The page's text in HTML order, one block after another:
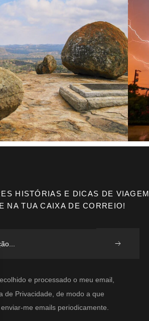
HISTÓRIAS E DICAS DE VIAGEM
NA TUA CAIXA DE CORREIO!
e processado o meu email,
de Privacidade, de modo a que
me emails periodicamente.